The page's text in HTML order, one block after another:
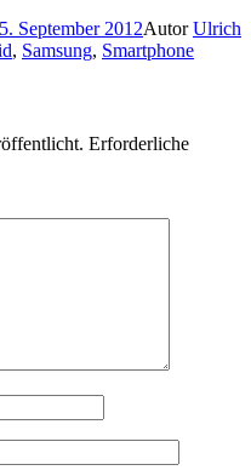
5. September 2012AutorUlrich
, Samsung, Smartphone
Erforderliche